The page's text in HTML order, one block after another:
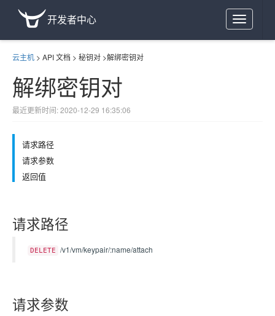
Toggle
navigation
开发者中心
云主机 > API 文档 > 秘钥对 >解绑密钥对
解绑密钥对
最近更新时间: 2020-12-29 16:35:06
请求路径
请求参数
返回值
请求路径
DELETE /v1/vm/keypair/:name/attach
请求参数